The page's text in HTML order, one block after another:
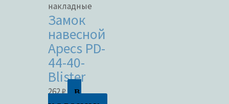
накладные
Замок
навесной
Apecs PD-
44-40-
Blister
262₽
В